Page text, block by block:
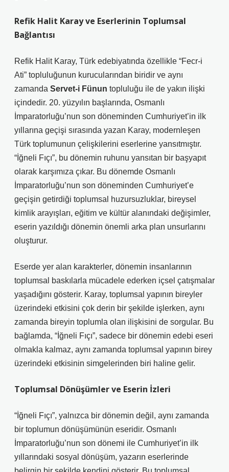
Refik Halit Karay ve Eserlerinin Toplumsal
Bağlantısı
Refik Halit Karay, Türk edebiyatında özellikle “Fecr-i
Ati” topluluğunun kurucularından biridir ve aynı
zamanda Servet-i Fünun topluluğu ile de yakın ilişki
içindedir. 20. yüzyılın başlarında, Osmanlı
İmparatorluğu’nun son döneminden Cumhuriyet’in ilk
yıllarına geçişi sırasında yazan Karay, modernleşen
Türk toplumunun çelişkilerini eserlerine yansıtmıştır.
“İğneli Fıçı”, bu dönemin ruhunu yansıtan bir başyapıt
olarak karşımıza çıkar. Bu dönemde Osmanlı
İmparatorluğu’nun son döneminden Cumhuriyet’e
geçişin getirdiği toplumsal huzursuzluklar, bireysel
kimlik arayışları, eğitim ve kültür alanındaki değişimler,
eserin yazıldığı dönemin önemli arka plan unsurlarını
oluşturur.
Eserde yer alan karakterler, dönemin insanlarının
toplumsal baskılarla mücadele ederken içsel çatışmalar
yaşadığını gösterir. Karay, toplumsal yapının bireyler
üzerindeki etkisini çok derin bir şekilde işlerken, aynı
zamanda bireyin toplumla olan ilişkisini de sorgular. Bu
bağlamda, “İğneli Fıçı”, sadece bir dönemin edebi eseri
olmakla kalmaz, aynı zamanda toplumsal yapının birey
üzerindeki etkisinin simgelerinden biri haline gelir.
Toplumsal Dönüşümler ve Eserin İzleri
“İğneli Fıçı”, yalnızca bir dönemin değil, aynı zamanda
bir toplumun dönüşümünün eseridir. Osmanlı
İmparatorluğu’nun son dönemi ile Cumhuriyet’in ilk
yıllarındaki sosyal dönüşüm, yazarın eserlerinde